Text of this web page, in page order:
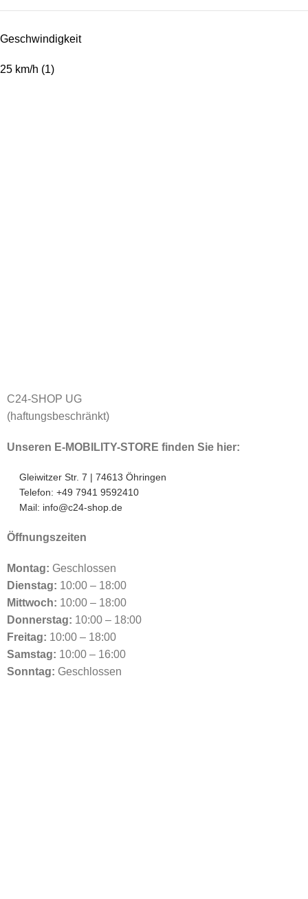
Geschwindigkeit
25 km/h (1)
C24-SHOP UG
(haftungsbeschränkt)
Unseren E-MOBILITY-STORE finden Sie hier:
Gleiwitzer Str. 7 | 74613 Öhringen
Telefon: +49 7941 9592410
Mail: info@c24-shop.de
Öffnungszeiten
Montag: Geschlossen
Dienstag: 10:00 – 18:00
Mittwoch: 10:00 – 18:00
Donnerstag: 10:00 – 18:00
Freitag: 10:00 – 18:00
Samstag: 10:00 – 16:00
Sonntag: Geschlossen